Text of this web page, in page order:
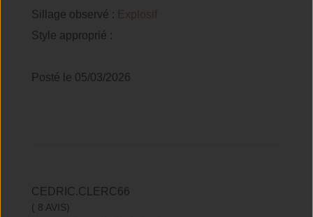
Sillage observé : Explosif
Style approprié :
Posté le 05/03/2026
CEDRIC.CLERC66
( 8 AVIS)